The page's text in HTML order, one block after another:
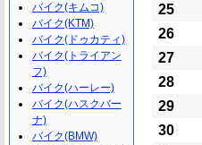
25
26
27
28
29
30
バイク(キムコ)
バイク(KTM)
バイク(ドゥカティ)
バイク(トライアン
フ)
バイク(ハーレー)
バイク(ハスクバー
ナ)
バイク(BMW)